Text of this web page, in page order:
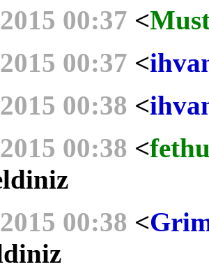
00:37 <
00:37 <
00:38 <
00:38 <
00:38 <